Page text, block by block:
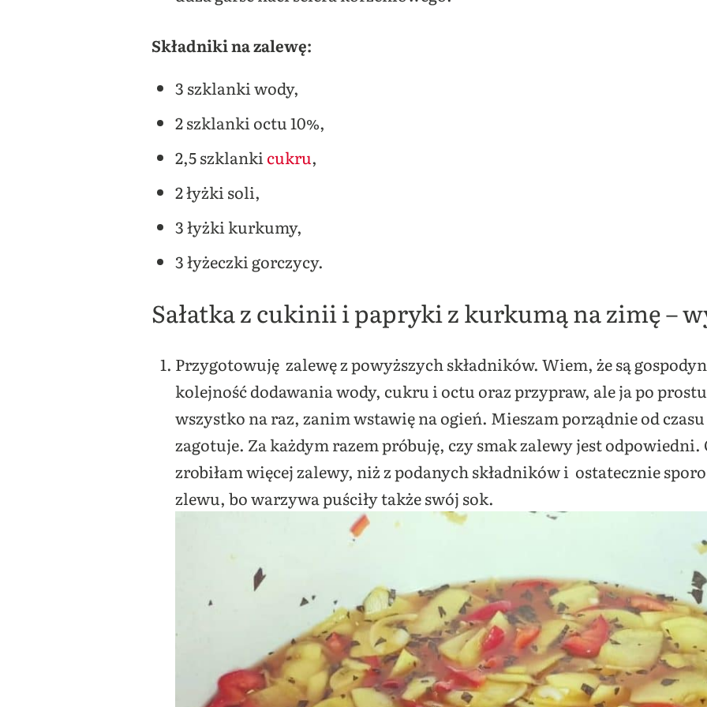
Składniki na zalewę:
3 szklanki wody,
2 szklanki octu 10%,
2,5 szklankicukru,
2 łyżki soli,
3 łyżki kurkumy,
3 łyżeczki gorczycy.
Sałatka z cukinii i papryki z kurkumą na zimę –
Przygotowuję zalewę z powyższych składników. Wiem, że są
kolejność dodawania wody, cukru i octu oraz przypraw, ale ja po
wszystko na raz, zanim wstawię na ogień. Mieszam porządnie od czasu
zagotuje. Za każdym razem próbuję, czy smak zalewy jest odpowiedni.
zrobiłam więcej zalewy, niż z podanych składników i ostatecznie
zlewu, bo warzywa puściły także swój sok.